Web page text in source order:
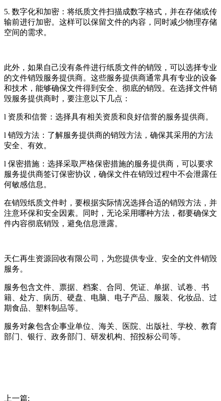
5. 数字化和加密：将纸质文件扫描成数字格式，并在存储或传
输前进行加密。这样可以保留文件的内容，同时减少物理存储
空间的需求。
此外，如果自己没有条件进行纸质文件的销毁，可以选择专业
的文件销毁服务提供商。这些服务提供商通常具有专业的设备
和技术，能够确保文件得到安全、彻底的销毁。在选择文件销
毁服务提供商时，要注意以下几点：
l 资质和信誉：选择具有相关资质和良好信誉的服务提供商。
l 销毁方法：了解服务提供商的销毁方法，确保其采用的方法
安全、有效。
l 保密措施：选择采取严格保密措施的服务提供商，可以要求
服务提供商签订保密协议，确保文件在销毁过程中不会泄露任
何敏感信息。
在销毁纸质文件时，要根据实际情况选择合适的销毁方法，并
注意环保和安全因素。同时，无论采用哪种方法，都要确保文
件内容彻底销毁，避免信息泄露。
天仁再生资源回收有限公司，为您提供专业、安全的文件销毁
服务。
服务包含文件、票据、档案、合同、凭证、单据、试卷、书
籍、处方、病历、硬盘、电脑、电子产品、服装、化妆品、过
期食品、塑料制品等。
服务对象包含企事业单位、海关、医院、出版社、学校、教育
部门、银行、政务部门、研发机构、招投标公司等。
上一篇: